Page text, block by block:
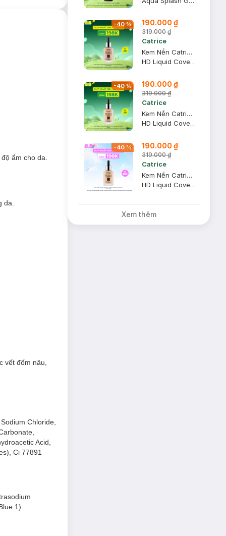
đem đến lớp
ẩm cho da.
da.
vết đốm nâu,
Chloride,
Acid,
Ci 77891
1).
-40% 190.000 ₫
319.000 ₫
Catrice
Kem Nền Catrice Kiềm Dầu Che Phủ 020 Tông Hồng Tự Nhiên 30ml
HD Liquid Coverage Foundation #Rose Beige
-40% 190.000 ₫
319.000 ₫
Catrice
Kem Nền Catrice Kiềm Dầu Che Phủ 005 Sáng Tự Nhiên 30ml
HD Liquid Coverage Foundation #Ivory Beige
-40% 190.000 ₫
319.000 ₫
Catrice
Kem Nền Catrice Kiềm Dầu Che Phủ 008 Sáng Vàng Tự Nhiên 30ml
HD Liquid Coverage Foundation #Fair Beige
Xem thêm